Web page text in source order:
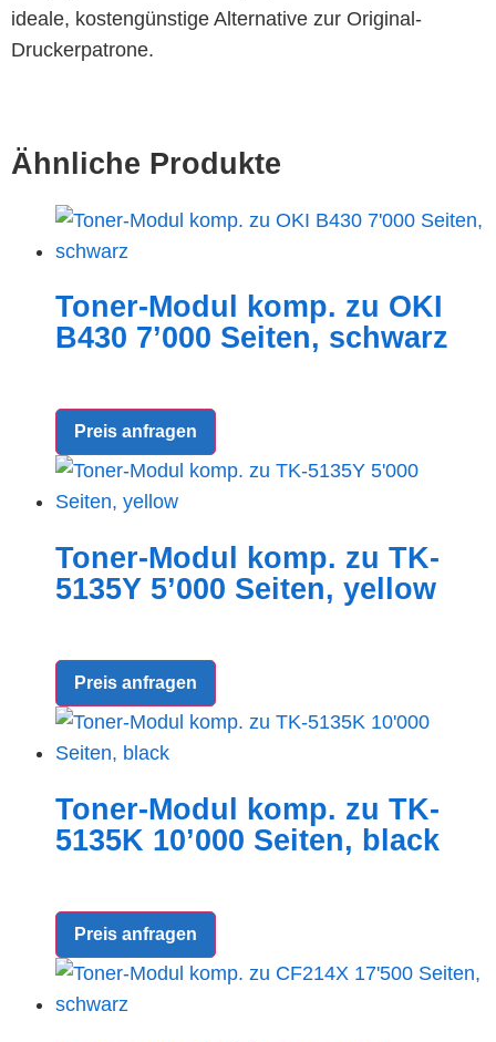
ideale, kostengünstige Alternative zur Original-
Druckerpatrone.
Ähnliche Produkte
Toner-Modul komp. zu OKI
B430 7’000 Seiten, schwarz
Preis anfragen
Toner-Modul komp. zu TK-
5135Y 5’000 Seiten, yellow
Preis anfragen
Toner-Modul komp. zu TK-
5135K 10’000 Seiten, black
Preis anfragen